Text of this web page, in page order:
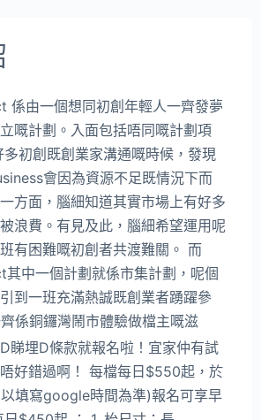
係由一個想同初創年輕人一齊發夢
嘅計劃。入面包括唔同嘅計劃項
初創既創業家溝通嘅時候，發現
會因為資源不足既情況下而
方面，腦細知道其實市場上有好多
浪費。有見及此，腦細希望運用呢
有困難嘅初創者共渡難關。 而
中一個計劃就係市集計劃，呢個
到一班充滿熱誠既創業者踴躍參
係銅鑼灣鬧市體驗做檔主嘅滋
睇埋D條款就報名啦！宜家仲有試
好錯過啊！ 每檔每日$550起，於
填寫google時間為準)報名可享早